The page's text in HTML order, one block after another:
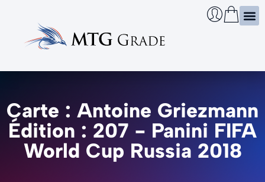
Carte : Antoine Griezmann
Édition : 207 - Panini FIFA
World Cup Russia 2018